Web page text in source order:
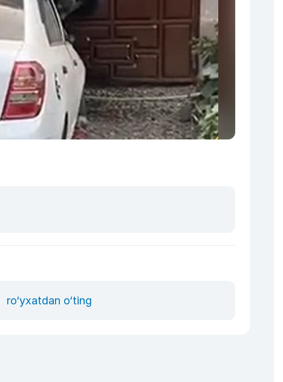
ro‘yxatdan o‘ting